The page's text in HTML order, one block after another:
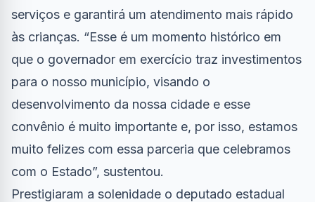
serviços e garantirá um atendimento mais rápido
às crianças. “Esse é um momento histórico em
que o governador em exercício traz investimentos
para o nosso município, visando o
desenvolvimento da nossa cidade e esse
convênio é muito importante e, por isso, estamos
muito felizes com essa parceria que celebramos
com o Estado”, sustentou.
Prestigiaram a solenidade o deputado estadual